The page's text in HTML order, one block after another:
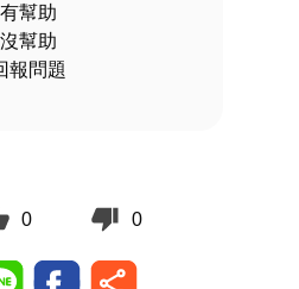
有幫助
沒幫助
報問題
0 0